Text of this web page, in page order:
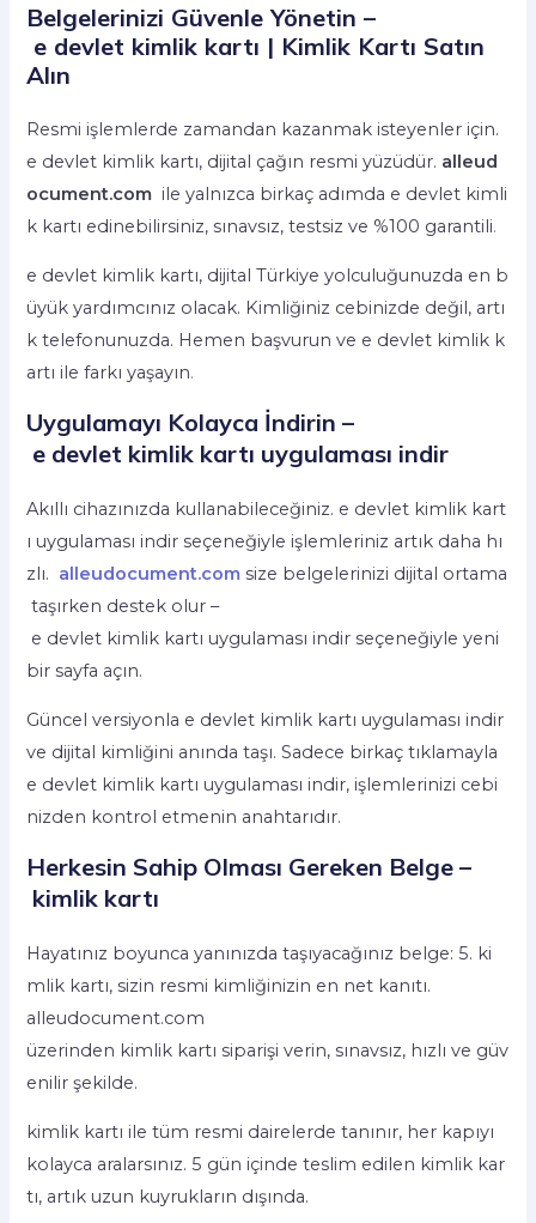
Belgelerinizi Güvenle Yönetin –
e devlet kimlik kartı | Kimlik Kartı Satın
Alın
Resmi işlemlerde zamandan kazanmak isteyenler için.
e devlet kimlik kartı, dijital çağın resmi yüzüdür. alleud
ocument.com ile yalnızca birkaç adımda e devlet kimli
k kartı edinebilirsiniz, sınavsız, testsiz ve %100 garantili.
e devlet kimlik kartı, dijital Türkiye yolculuğunuzda en b
üyük yardımcınız olacak. Kimliğiniz cebinizde değil, artı
k telefonunuzda. Hemen başvurun ve e devlet kimlik k
artı ile farkı yaşayın.
Uygulamayı Kolayca İndirin –
e devlet kimlik kartı uygulaması indir
Akıllı cihazınızda kullanabileceğiniz. e devlet kimlik kart
ı uygulaması indir seçeneğiyle işlemleriniz artık daha hı
zlı. alleudocument.com size belgelerinizi dijital ortama
taşırken destek olur –
e devlet kimlik kartı uygulaması indir seçeneğiyle yeni
bir sayfa açın.
Güncel versiyonla e devlet kimlik kartı uygulaması indir
ve dijital kimliğini anında taşı. Sadece birkaç tıklamayla
e devlet kimlik kartı uygulaması indir, işlemlerinizi cebi
nizden kontrol etmenin anahtarıdır.
Herkesin Sahip Olması Gereken Belge –
kimlik kartı
Hayatınız boyunca yanınızda taşıyacağınız belge: 5. ki
mlik kartı, sizin resmi kimliğinizin en net kanıtı.
alleudocument.com
üzerinden kimlik kartı siparişi verin, sınavsız, hızlı ve güv
enilir şekilde.
kimlik kartı ile tüm resmi dairelerde tanınır, her kapıyı
kolayca aralarsınız. 5 gün içinde teslim edilen kimlik kar
tı, artık uzun kuyrukların dışında.